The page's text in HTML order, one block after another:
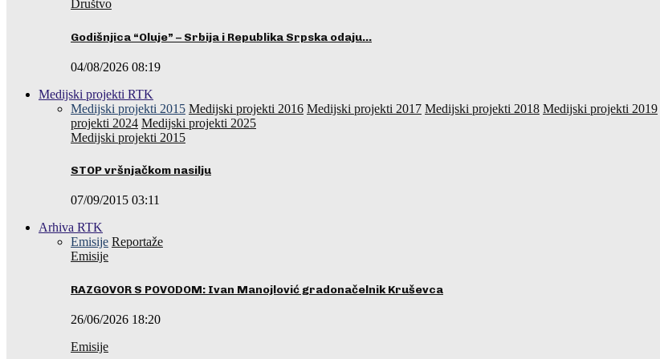
Društvo
Godišnjica “Oluje” – Srbija i Republika Srpska odaju…
04/08/2026 08:19
Medijski projekti RTK
Medijski projekti 2015 Medijski projekti 2016 Medijski projekti 2017 Medijski projekti 2018 Medijski projekti 2019
projekti 2024 Medijski projekti 2025
Medijski projekti 2015
STOP vršnjačkom nasilju
07/09/2015 03:11
Arhiva RTK
Emisije Reportaže
Emisije
RAZGOVOR S POVODOM: Ivan Manojlović gradonačelnik Kruševca
26/06/2026 18:20
Emisije